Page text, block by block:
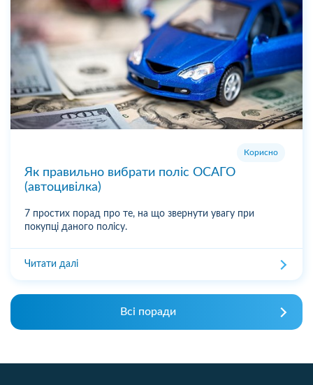
Корисно
Як правильно вибрати поліс ОСАГО
(автоцивілка)
7 простих порад про те, на що звернути увагу при
покупці даного полісу.
Читати далі
Всі поради